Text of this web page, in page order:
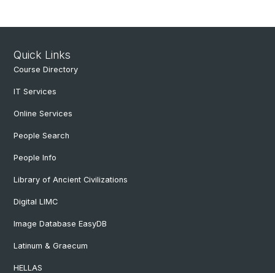
Quick Links
Course Directory
IT Services
Online Services
People Search
People Info
Library of Ancient Civilizations
Digital LIMC
Image Database EasyDB
Latinum & Graecum
HELLAS